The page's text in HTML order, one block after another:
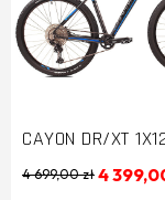
CAYON DR/XT
4 699,00 zł 4